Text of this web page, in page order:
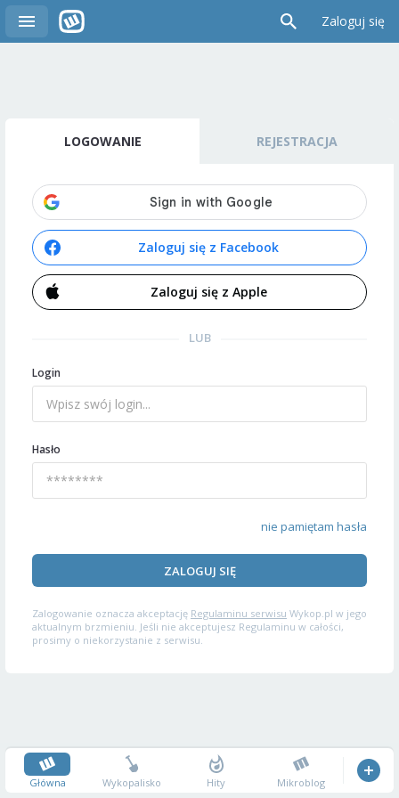
Zaloguj się
LOGOWANIE REJESTRACJA
Zaloguj się z Facebook
Zaloguj się z Apple
LUB
Login
Hasło
nie pamiętam hasła
ZALOGUJ SIĘ
Zalogowanie oznacza akceptację Regulaminu serwisu Wykop.pl w jego
aktualnym brzmieniu. Jeśli nie akceptujesz Regulaminu w całości,
prosimy o niekorzystanie z serwisu.
Główna Wykopalisko Hity Mikroblog